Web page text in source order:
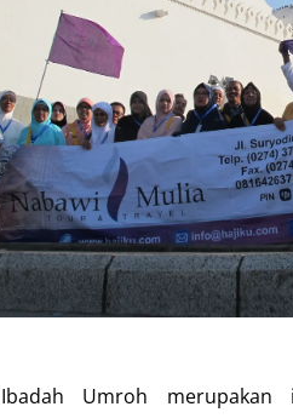
Ibadah Umroh merupakan